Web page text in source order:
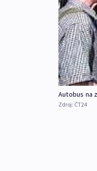
Autobus na
Zdroj: ČT24